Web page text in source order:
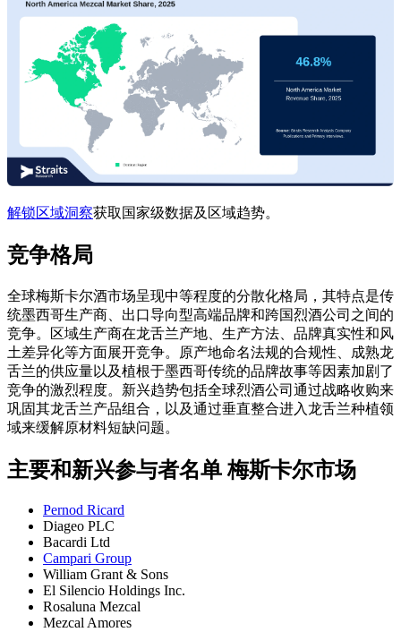
解锁区域洞察获取国家级数据及区域趋势。
竞争格局
全球梅斯卡尔酒市场呈现中等程度的分散化格局，其特点是传
统墨西哥生产商、出口导向型高端品牌和跨国烈酒公司之间的
竞争。区域生产商在龙舌兰产地、生产方法、品牌真实性和风
土差异化等方面展开竞争。原产地命名法规的合规性、成熟龙
舌兰的供应量以及植根于墨西哥传统的品牌故事等因素加剧了
竞争的激烈程度。新兴趋势包括全球烈酒公司通过战略收购来
巩固其龙舌兰产品组合，以及通过垂直整合进入龙舌兰种植领
域来缓解原材料短缺问题。
主要和新兴参与者名单 梅斯卡尔市场
Pernod Ricard
Diageo PLC
Bacardi Ltd
Campari Group
William Grant & Sons
El Silencio Holdings Inc.
Rosaluna Mezcal
Mezcal Amores